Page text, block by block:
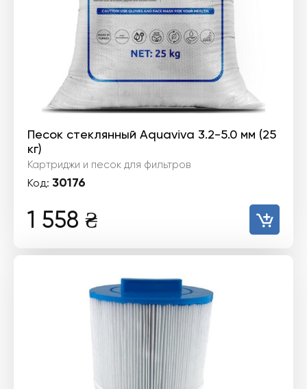
Песок стеклянный Aquaviva 3.2-5.0 мм (25
кг)
Картриджи и песок для фильтров
Код: 30176
1 558 ₴